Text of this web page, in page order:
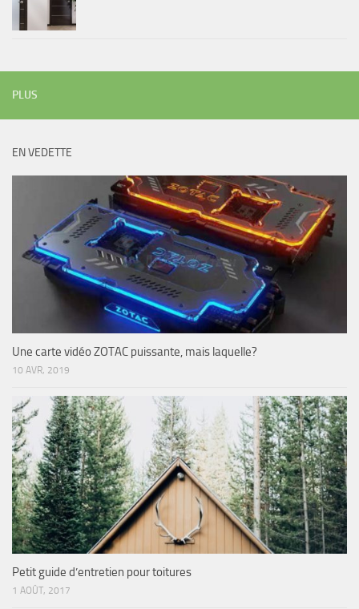
PLUS
EN VEDETTE
Une carte vidéo ZOTAC puissante, mais laquelle?
10 AVR, 2019
Petit guide d’entretien pour toitures
1 AOÛT, 2017